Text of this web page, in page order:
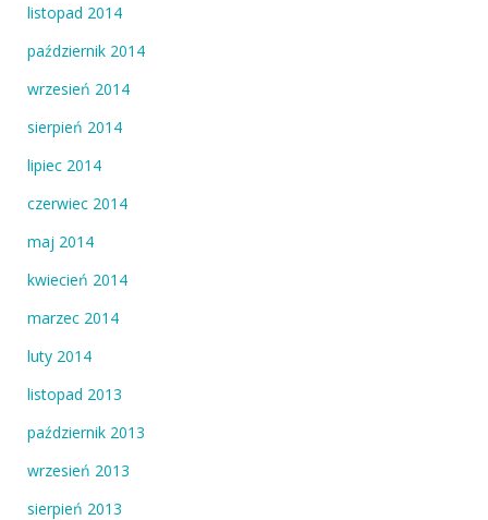
listopad 2014
październik 2014
wrzesień 2014
sierpień 2014
lipiec 2014
czerwiec 2014
maj 2014
kwiecień 2014
marzec 2014
luty 2014
listopad 2013
październik 2013
wrzesień 2013
sierpień 2013